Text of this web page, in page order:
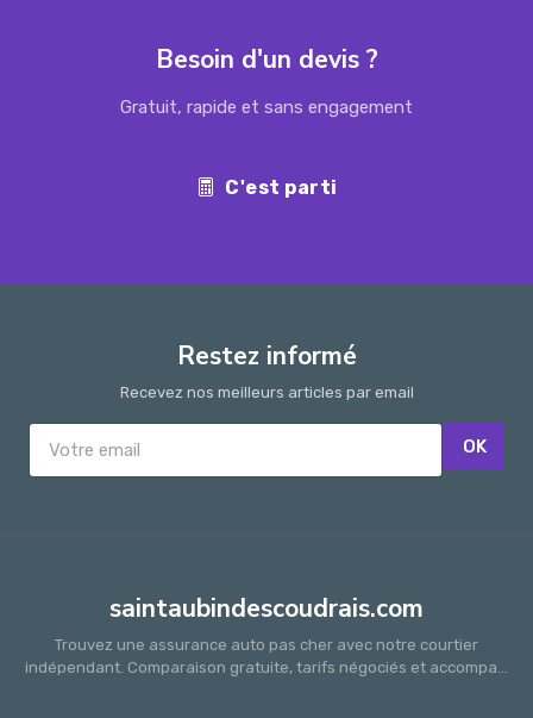
Besoin d'un devis ?
Gratuit, rapide et sans engagement
C'est parti
Restez informé
Recevez nos meilleurs articles par email
OK
saintaubindescoudrais.com
Trouvez une assurance auto pas cher avec notre courtier
indépendant. Comparaison gratuite, tarifs négociés et accompa...